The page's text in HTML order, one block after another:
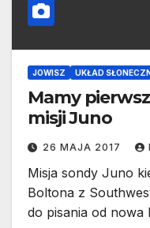
JOWISZ UKŁAD
Mamy
misji Juno
26 MAJA 2017
Misja sondy Juno
Boltona z
do pisania od